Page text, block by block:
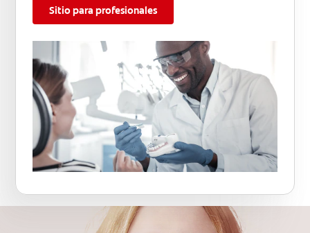
Sitio para profesionales